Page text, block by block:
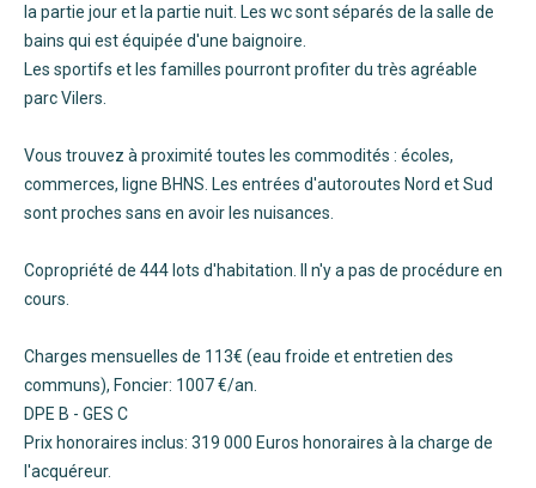
la partie jour et la partie nuit. Les wc sont séparés de la salle de
bains qui est équipée d'une baignoire.
Les sportifs et les familles pourront profiter du très agréable
parc Vilers.
Vous trouvez à proximité toutes les commodités : écoles,
commerces, ligne BHNS. Les entrées d'autoroutes Nord et Sud
sont proches sans en avoir les nuisances.
Copropriété de 444 lots d'habitation. Il n'y a pas de procédure en
cours.
Charges mensuelles de 113€ (eau froide et entretien des
communs), Foncier: 1007 €/an.
DPE B - GES C
Prix honoraires inclus: 319 000 Euros honoraires à la charge de
l'acquéreur.